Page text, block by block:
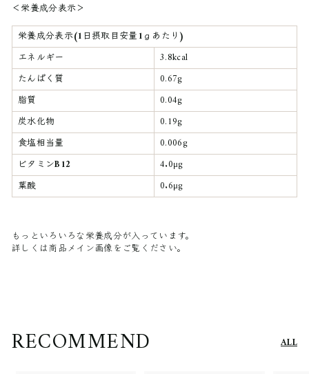
＜栄養成分表示＞
栄養成分表示(1日摂取目安量1ｇあたり)
エネルギー
3.8kcal
たんぱく質
0.67g
脂質
0.04g
炭水化物
0.19g
食塩相当量
0.006g
ビタミンB12
4.0μg
葉酸
0.6μg
もっといろいろな栄養成分が入っています。
詳しくは商品メイン画像をご覧ください。
RECOMMEND ALL